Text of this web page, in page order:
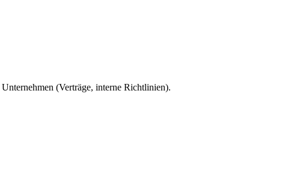
(Verträge, interne Richtlinien).